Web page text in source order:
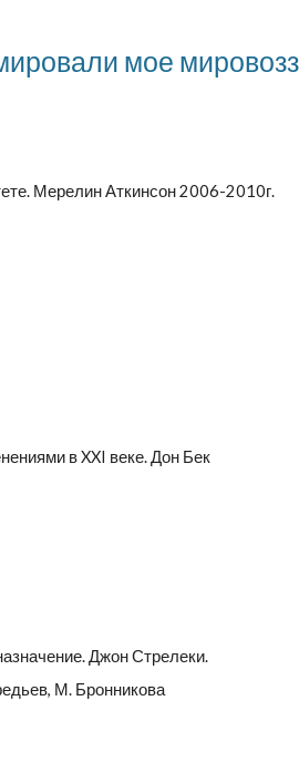
мое
Мерелин Аткинсон 2006-2010г.
в XXI веке. Дон Бек
Джон Стрелеки.
М. Бронникова